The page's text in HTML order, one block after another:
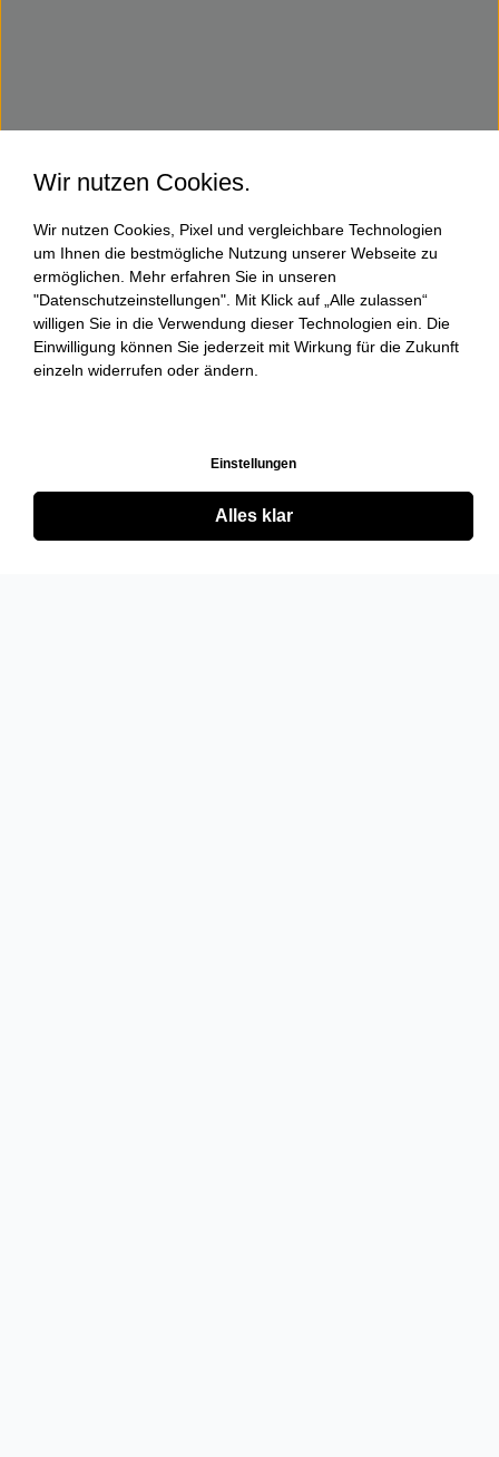
Wir nutzen Cookies.
Wir nutzen Cookies, Pixel und vergleichbare Technologien
um Ihnen die bestmögliche Nutzung unserer Webseite zu
ermöglichen. Mehr erfahren Sie in unseren
"Datenschutzeinstellungen". Mit Klick auf „Alle zulassen“
willigen Sie in die Verwendung dieser Technologien ein. Die
Einwilligung können Sie jederzeit mit Wirkung für die Zukunft
einzeln widerrufen oder ändern.
Einstellungen
Alles klar